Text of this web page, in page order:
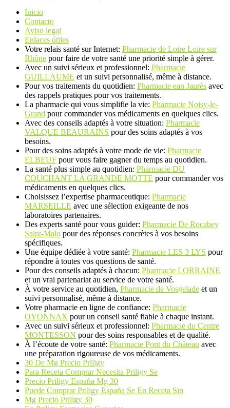
Inicio
Contacto
Aviso legal
Enlaces útiles
Votre relais santé sur Internet: Pharmacie de Loire Loire sur
Rhône pour faire de votre santé une priorité simple à gérer.
Avec un suivi sérieux et professionnel: Pharmacie
GUILLAUME et un suivi personnalisé, même à distance.
Pour vos traitements du quotidien: Pharmacie ean Jaurès avec
des rappels pratiques pour vos traitements.
La pharmacie qui vous simplifie la vie: Pharmacie Noisy-le-
Grand pour commander vos médicaments en quelques clics.
Avec des conseils adaptés à votre situation: Pharmacie
VALQUE BEAURAINS pour des soins adaptés à vos
besoins.
Pour des soins adaptés à votre mode de vie: Pharmacie
ELBEUF pour vous faire gagner du temps au quotidien.
La santé plus simple au quotidien: Pharmacie DU
COUCHANT LA GRANDE MOTTE pour commander vos
médicaments en quelques clics.
Choisissez l’expertise pharmaceutique: Pharmacie
MARSEILLE avec une sélection exigeante de nos
laboratoires partenaires.
Des experts santé pour vous guider: Pharmacie De Rocabey
Saint-Malo pour des réponses concrètes à vos besoins
spécifiques.
Une équipe dédiée à votre santé: Pharmacie LES 3 LYS pour
répondre à toutes vos questions de santé.
Pour des conseils adaptés à chacun: Pharmacie LORRAINE
et un vrai partenariat au service de votre santé.
À votre service au quotidien, Pharmacie de Vosgelade et un
suivi personnalisé, même à distance.
Votre pharmacie en ligne de confiance: Pharmacie
OYONNAX pour un conseil santé fiable à chaque instant.
Avec un suivi sérieux et professionnel: Pharmacie du Centre
MONTESSON pour des soins responsables et de qualité.
À l’écoute de votre santé: Pharmacie Pont du Château avec
une préparation rigoureuse de vos médicaments.
30 De Mg Precio Priligy
Para Receta Comprar Necesita Priligy Se
Precio Priligy España Mg 30
Puede Comprar Priligy España Se En Receta Sin
Mg Precio Priligy 30